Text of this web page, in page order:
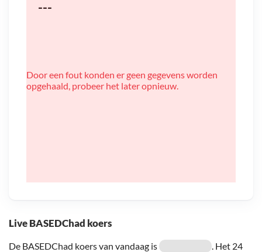
Live BASEDChad koers
De BASEDChad koers van vandaag is
. Het 24
---
Door een fout konden er geen gegevens worden
opgehaald, probeer het later opnieuw.